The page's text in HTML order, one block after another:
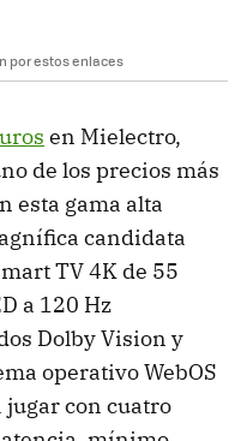
por estos enlaces
en Mielectro,
de los precios más
esta gama alta
candidata
TV 4K de 55
a 120 Hz
Dolby Vision y
operativo WebOS
con cuatro